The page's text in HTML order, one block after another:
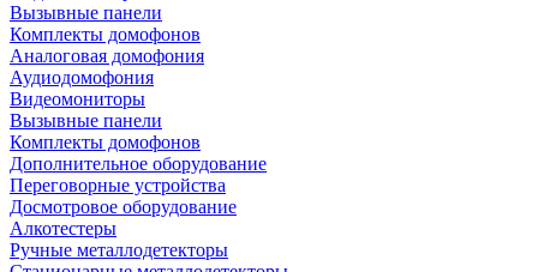
Вызывные панели
Комплекты домофонов
Аналоговая домофония
Аудиодомофония
Видеомониторы
Вызывные панели
Комплекты домофонов
Дополнительное оборудование
Переговорные устройства
Досмотровое оборудование
Алкотестеры
Ручные металлодетекторы